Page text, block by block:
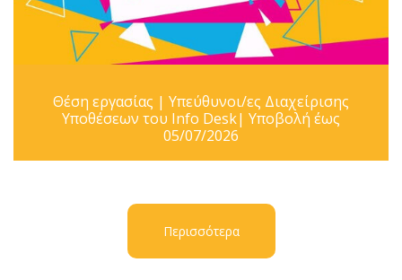
Θέση εργασίας | Υπεύθυνοι/ες Διαχείρισης
Υποθέσεων του Info Desk| Υποβολή έως
05/07/2026
Περισσότερα